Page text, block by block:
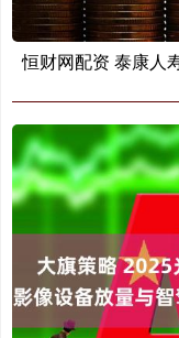
恒财网配资 泰康人